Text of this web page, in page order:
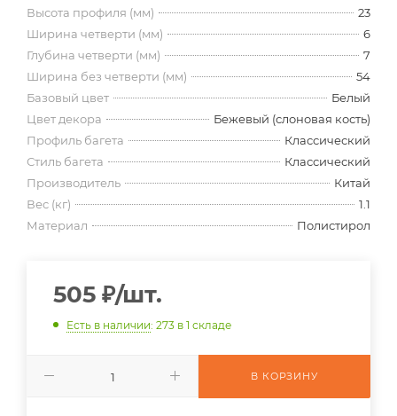
Высота профиля (мм)
23
Ширина четверти (мм)
6
Глубина четверти (мм)
7
Ширина без четверти (мм)
54
Базовый цвет
Белый
Цвет декора
Бежевый (слоновая кость)
Профиль багета
Классический
Стиль багета
Классический
Производитель
Китай
Вес (кг)
1.1
Материал
Полистирол
505 ₽/шт.
Есть в наличии: 273 в 1 складе
В КОРЗИНУ